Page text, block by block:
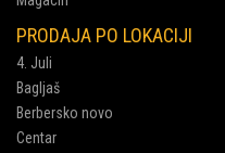
PRODAJA PO LOKACIJI
4. Juli
Bagljaš
Berbersko novo
Centar